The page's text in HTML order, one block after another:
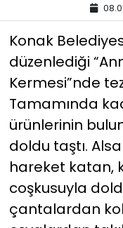
Konak
düzenlediği
Kermesi”nde
Tamamında
ürünlerinin
doldu taştı.
hareket katan,
coşkusuyla
çantalardan
TEKNOLOJİ
Yaşam
YEREL
YEREL
Yurt